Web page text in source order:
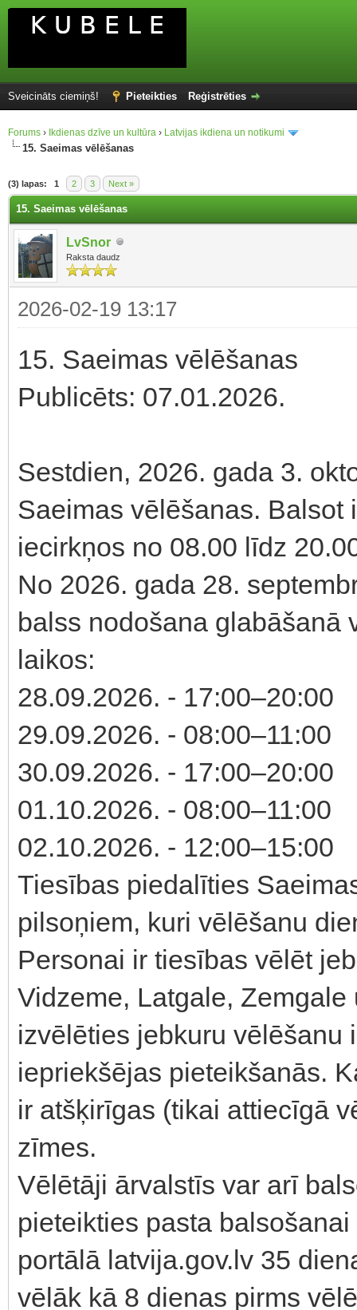
Sveicināts ciemiņš! Pieteikties Reģistrēties
Forums › Ikdienas dzīve un kultūra › Latvijas ikdiena un notikumi
15. Saeimas vēlēšanas
(3) lapas: 1 2 3 Next »
15. Saeimas vēlēšanas
LvSnor
Raksta daudz
2026-02-19 13:17
15. Saeimas vēlēšanas
Publicēts: 07.01.2026.
Sestdien, 2026. gada 3.
Saeimas vēlēšanas.
iecirkņos no 08.00 līdz
No 2026. gada 28.
balss nodošana glabāšanā
laikos:
28.09.2026. - 17:00–20:00
29.09.2026. - 08:00–11:00
30.09.2026. - 17:00–20:00
01.10.2026. - 08:00–11:00
02.10.2026. - 12:00–15:00
Tiesības piedalīties
pilsoņiem, kuri vēlēšanu
Personai ir tiesības vēlēt
Vidzeme, Latgale,
izvēlēties jebkuru vēlēšanu
iepriekšējas pieteikšanās.
ir atšķirīgas (tikai attiecīgā
zīmes.
Vēlētāji ārvalstīs var arī
pieteikties pasta
portālā latvija.gov.lv 35
vēlāk kā 8 dienas pirms